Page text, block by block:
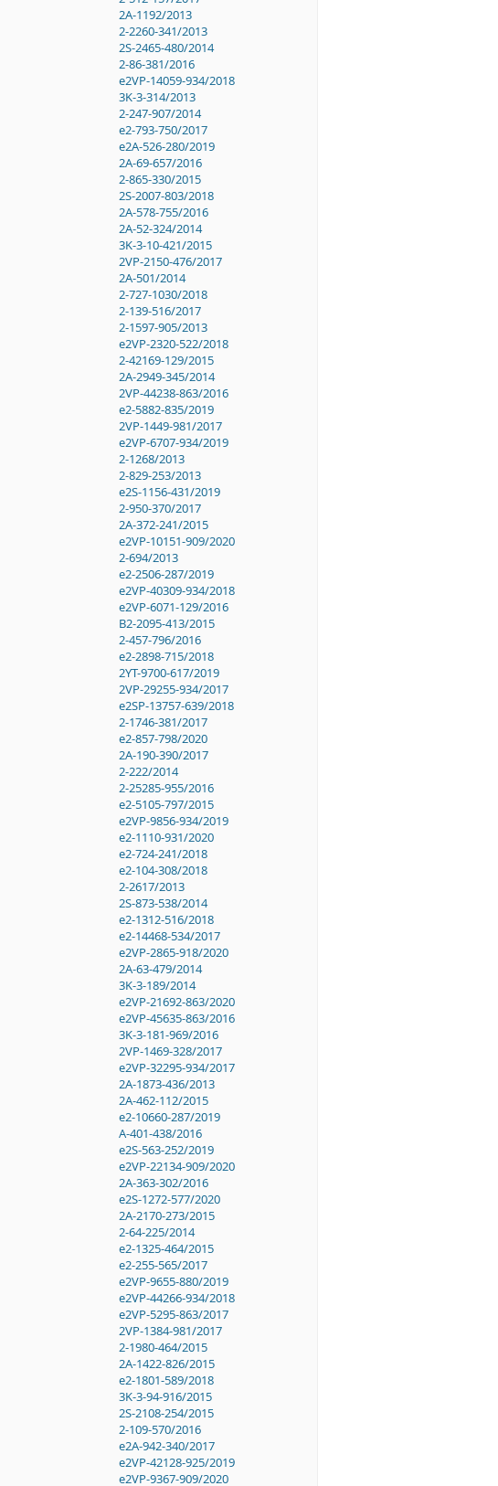
2A-1192/2013
2-2260-341/2013
2S-2465-480/2014
2-86-381/2016
e2VP-14059-934/2018
3K-3-314/2013
2-247-907/2014
e2-793-750/2017
e2A-526-280/2019
2A-69-657/2016
2-865-330/2015
2S-2007-803/2018
2A-578-755/2016
2A-52-324/2014
3K-3-10-421/2015
2VP-2150-476/2017
2A-501/2014
2-727-1030/2018
2-139-516/2017
2-1597-905/2013
e2VP-2320-522/2018
2-42169-129/2015
2A-2949-345/2014
2VP-44238-863/2016
e2-5882-835/2019
2VP-1449-981/2017
e2VP-6707-934/2019
2-1268/2013
2-829-253/2013
e2S-1156-431/2019
2-950-370/2017
2A-372-241/2015
e2VP-10151-909/2020
2-694/2013
e2-2506-287/2019
e2VP-40309-934/2018
e2VP-6071-129/2016
B2-2095-413/2015
2-457-796/2016
e2-2898-715/2018
2YT-9700-617/2019
2VP-29255-934/2017
e2SP-13757-639/2018
2-1746-381/2017
e2-857-798/2020
2A-190-390/2017
2-222/2014
2-25285-955/2016
e2-5105-797/2015
e2VP-9856-934/2019
e2-1110-931/2020
e2-724-241/2018
e2-104-308/2018
2-2617/2013
2S-873-538/2014
e2-1312-516/2018
e2-14468-534/2017
e2VP-2865-918/2020
2A-63-479/2014
3K-3-189/2014
e2VP-21692-863/2020
e2VP-45635-863/2016
3K-3-181-969/2016
2VP-1469-328/2017
e2VP-32295-934/2017
2A-1873-436/2013
2A-462-112/2015
e2-10660-287/2019
A-401-438/2016
e2S-563-252/2019
e2VP-22134-909/2020
2A-363-302/2016
e2S-1272-577/2020
2A-2170-273/2015
2-64-225/2014
e2-1325-464/2015
e2-255-565/2017
e2VP-9655-880/2019
e2VP-44266-934/2018
e2VP-5295-863/2017
2VP-1384-981/2017
2-1980-464/2015
2A-1422-826/2015
e2-1801-589/2018
3K-3-94-916/2015
2S-2108-254/2015
2-109-570/2016
e2A-942-340/2017
e2VP-42128-925/2019
e2VP-9367-909/2020